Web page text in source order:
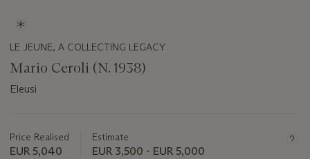
LE JEUNE, A COLLECTING LEGACY
Mario Ceroli (N. 1938)
Eleusi
about
this
Price Realised
EUR 5,040
Estimate
EUR 3,500 - EUR 5,000